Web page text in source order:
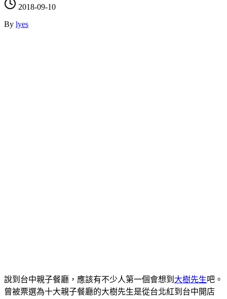
2018-09-10
By lyes
說到台中親子餐廳，應該有不少人第一個會想到 大樹先生吧。
曾被票選為十大親子餐廳的大樹先生是從台北紅到台中開店